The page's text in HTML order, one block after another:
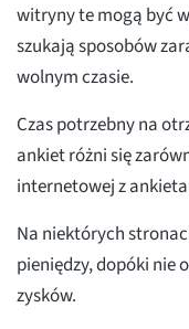
witryny te mogą być
szukają sposobów
wolnym czasie.
Czas potrzebny na
ankiet różni się
internetowej z
Na niektórych
pieniędzy, dopóki nie
zysków.